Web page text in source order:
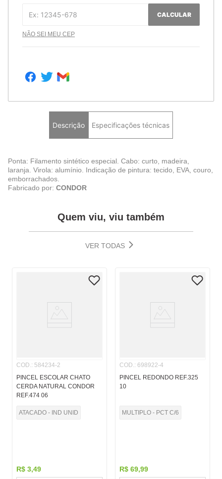
CALCULAR
NÃO SEI MEU CEP
Descrição Especificações técnicas
Ponta: Filamento sintético especial. Cabo: curto, madeira,
laranja. Virola: alumínio. Indicação de pintura: tecido, EVA, couro,
emborrachados.
Fabricado por: CONDOR
Quem viu, viu também
VER TODAS
COD.: 584234-2
PINCEL ESCOLAR CHATO
CERDA NATURAL CONDOR
REF.474 06
ATACADO - IND UNID
R$ 3,49
COD.: 698922-4
PINCEL REDONDO REF.325
10
MULTIPLO - PCT C/6
R$ 69,99